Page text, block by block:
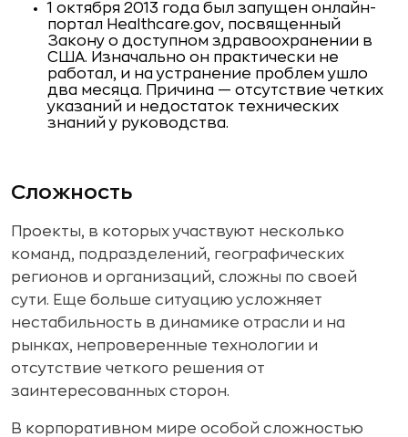
1 октября 2013 года был запущен онлайн-
портал Healthcare.gov, посвященный
Закону о доступном здравоохранении в
США. Изначально он практически не
работал, и на устранение проблем ушло
два месяца. Причина — отсутствие четких
указаний и недостаток технических
знаний у руководства.
Сложность
Проекты, в которых участвуют несколько
команд, подразделений, географических
регионов и организаций, сложны по своей
сути. Еще больше ситуацию усложняет
нестабильность в динамике отрасли и на
рынках, непроверенные технологии и
отсутствие четкого решения от
заинтересованных сторон.
В корпоративном мире особой сложностью